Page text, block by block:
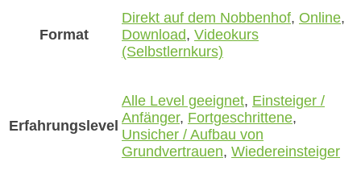
Format
Direkt auf dem Nobbenhof, Online,
Download, Videokurs
(Selbstlernkurs)
Erfahrungslevel
Alle Level geeignet, Einsteiger /
Anfänger, Fortgeschrittene,
Unsicher / Aufbau von
Grundvertrauen, Wiedereinsteiger